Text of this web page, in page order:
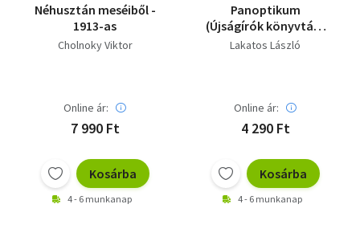
Néhusztán meséiből -
1913-as
Cholnoky Viktor
Online ár:
7 990 Ft
Kosárba
4 - 6 munkanap
Panoptikum
(Újságírók könyvtára
4.)
Lakatos László
Online ár:
4 290 Ft
Kosárba
4 - 6 munkanap